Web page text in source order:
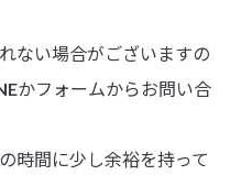
ない場合がございますの
かフォームからお問い合
時間に少し余裕を持って